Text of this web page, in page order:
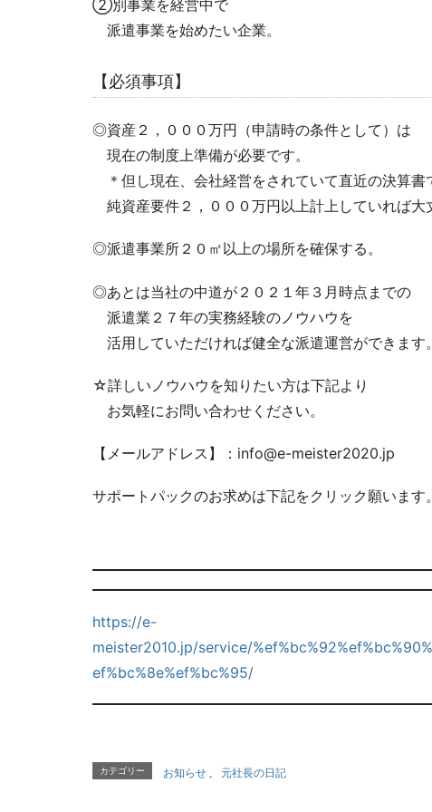
②別事業を経営中で
派遣事業を始めたい企業。
【必須事項】
◎資産２，０００万円（申請時の条件として）は
現在の制度上準備が必要です。
＊但し現在、会社経営をされていて直近の決算書
純資産要件２，０００万円以上計上していれば大
◎派遣事業所２０㎡以上の場所を確保する。
◎あとは当社の中道が２０２１年３月時点までの
派遣業２７年の実務経験のノウハウを
活用していただければ健全な派遣運営ができます。
☆詳しいノウハウを知りたい方は下記より
お気軽にお問い合わせください。
【メールアドレス】：info@e-meister2020.jp
サポートパックのお求めは下記をクリック願います。
https://e-
meister2010.jp/service/
ef%bc%8e%ef%bc%95/
カテゴリー お知らせ 、 元社長の日記